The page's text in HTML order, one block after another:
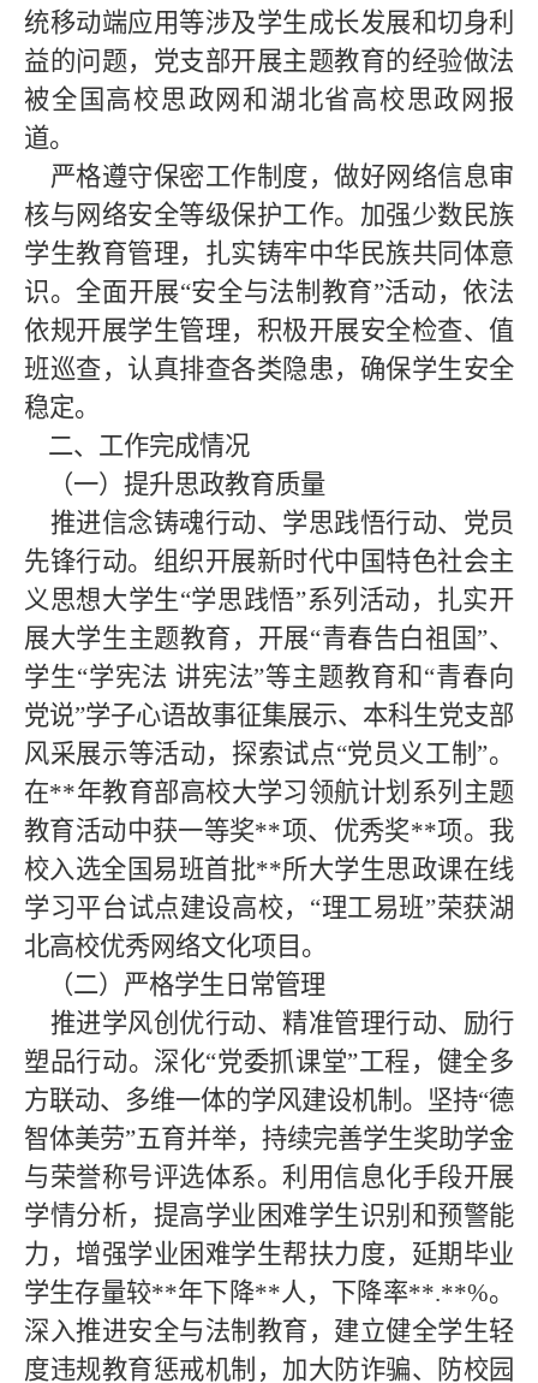
统移动端应用等涉及学生成长发展和切身利
益的问题，党支部开展主题教育的经验做法
被全国高校思政网和湖北省高校思政网报
道。
严格遵守保密工作制度，做好网络信息审
核与网络安全等级保护工作。加强少数民族
学生教育管理，扎实铸牢中华民族共同体意
识。全面开展“安全与法制教育”活动，依法
依规开展学生管理，积极开展安全检查、值
班巡查，认真排查各类隐患，确保学生安全
稳定。
二、工作完成情况
（一）提升思政教育质量
推进信念铸魂行动、学思践悟行动、党员
先锋行动。组织开展新时代中国特色社会主
义思想大学生“学思践悟”系列活动，扎实开
展大学生主题教育，开展“青春告白祖国”、
学生“学宪法 讲宪法”等主题教育和“青春向
党说”学子心语故事征集展示、本科生党支部
风采展示等活动，探索试点“党员义工制”。
在**年教育部高校大学习领航计划系列主题
教育活动中获一等奖**项、优秀奖**项。我
校入选全国易班首批**所大学生思政课在线
学习平台试点建设高校，“理工易班”荣获湖
北高校优秀网络文化项目。
（二）严格学生日常管理
推进学风创优行动、精准管理行动、励行
塑品行动。深化“党委抓课堂”工程，健全多
方联动、多维一体的学风建设机制。坚持“德
智体美劳”五育并举，持续完善学生奖助学金
与荣誉称号评选体系。利用信息化手段开展
学情分析，提高学业困难学生识别和预警能
力，增强学业困难学生帮扶力度，延期毕业
学生存量较**年下降**人，下降率**.**%。
深入推进安全与法制教育，建立健全学生轻
度违规教育惩戒机制，加大防诈骗、防校园